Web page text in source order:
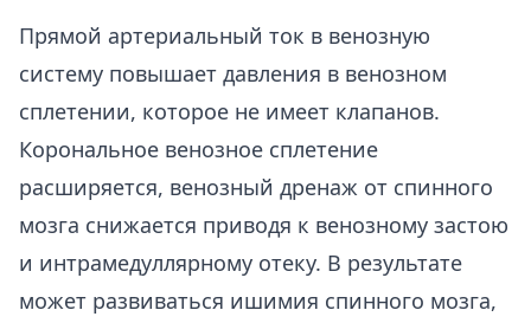
Прямой артериальный ток в венозную
систему повышает давления в венозном
сплетении, которое не имеет клапанов.
Корональное венозное сплетение
расширяется, венозный дренаж от спинного
мозга снижается приводя к венозному застою
и интрамедуллярному отеку. В результате
может развиваться ишимия спинного мозга,